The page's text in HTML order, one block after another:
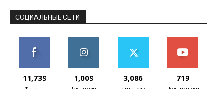
СОЦИАЛЬНЫЕ СЕТИ
11,739 1,009 3,086 719